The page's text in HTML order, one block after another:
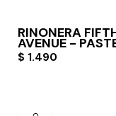
RIÑONERA
AVENUE -
LILAC
$ 1.490